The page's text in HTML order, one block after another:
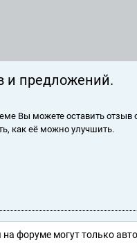
и предложений.
Вы можете оставить отзыв
как её можно улучшить.
форуме могут только